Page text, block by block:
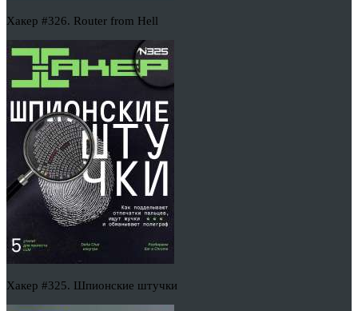
Хакер #326. Router from Hell
Хакер #325. Шпионские штучки